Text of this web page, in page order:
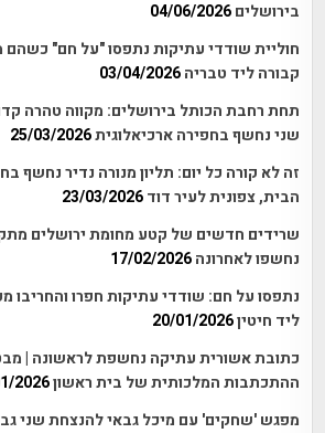
בירושלים 04/06/2026
חוליית שודדי עתיקות נתפסו "על חם"
קבורה ליד טבריה 03/04/2026
תחת רחבת הכותל בירושלים: מקווה טהרה
שני נחשף בחפירה ארכיאלוגית25/03/2026
זה לא קורה כל יום: תליון מנורה נדיר נחשף
הבית, צפונית לעיר דוד 23/03/2026
שרידים חדשים של קטע מחומת ירושלים
נחשפו לאחרונה 17/02/2026
נתפסו על חם: שודדי עתיקות חפרו והחריבו
ליד חיטין20/01/2026
כתובת אשורית עתיקה נחשפת לראשונה |
ההתכתבות המלכותית של בית ראשון2026
מפגש 'שחקים' עם מיכל גבאי להנצחת שני